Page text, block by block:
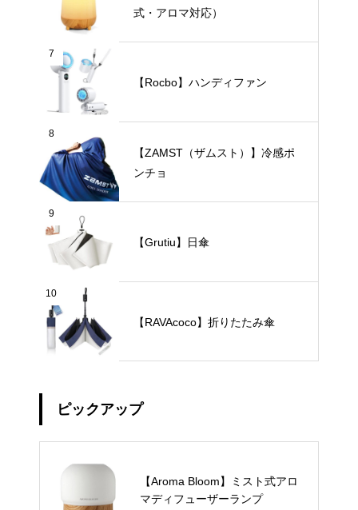
式・アロマ対応）
7
【Rocbo】ハンディファン
8
【ZAMST（ザムスト）】冷感ポ
ンチョ
9
【Grutiu】日傘
10
【RAVAcoco】折りたたみ傘
ピックアップ
【Aroma Bloom】ミスト式アロ
マディフューザーランプ